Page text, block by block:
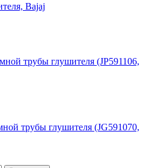
Bajaj
трубы глушителя (JP591106,
трубы глушителя (JG591070,